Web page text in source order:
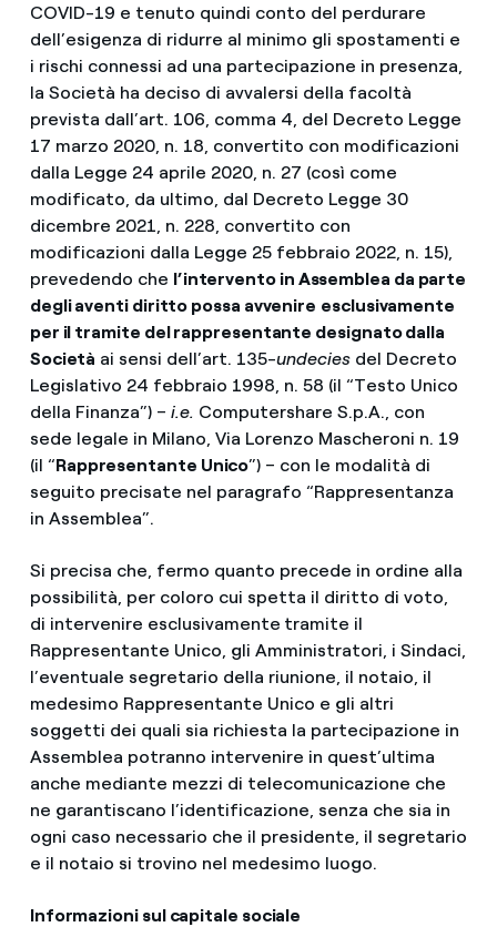
COVID-19 e tenuto quindi conto del perdurare
dell’esigenza di ridurre al minimo gli spostamenti e
i rischi connessi ad una partecipazione in presenza,
la Società ha deciso di avvalersi della facoltà
prevista dall’art. 106, comma 4, del Decreto Legge
17 marzo 2020, n. 18, convertito con modificazioni
dalla Legge 24 aprile 2020, n. 27 (così come
modificato, da ultimo, dal Decreto Legge 30
dicembre 2021, n. 228, convertito con
modificazioni dalla Legge 25 febbraio 2022, n. 15),
prevedendo che l’intervento in Assemblea da parte
degli aventi diritto possa avvenire esclusivamente
per il tramite del rappresentante designato dalla
Società ai sensi dell’art. 135-undecies del Decreto
Legislativo 24 febbraio 1998, n. 58 (il “Testo Unico
della Finanza”) – i.e. Computershare S.p.A., con
sede legale in Milano, Via Lorenzo Mascheroni n. 19
(il “Rappresentante Unico”) – con le modalità di
seguito precisate nel paragrafo “Rappresentanza
in Assemblea”.
Si precisa che, fermo quanto precede in ordine alla
possibilità, per coloro cui spetta il diritto di voto,
di intervenire esclusivamente tramite il
Rappresentante Unico, gli Amministratori, i Sindaci,
l’eventuale segretario della riunione, il notaio, il
medesimo Rappresentante Unico e gli altri
soggetti dei quali sia richiesta la partecipazione in
Assemblea potranno intervenire in quest’ultima
anche mediante mezzi di telecomunicazione che
ne garantiscano l’identificazione, senza che sia in
ogni caso necessario che il presidente, il segretario
e il notaio si trovino nel medesimo luogo.
Informazioni sul capitale sociale